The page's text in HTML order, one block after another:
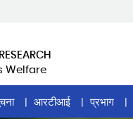
Welfare
आरटीआई प्रभाग